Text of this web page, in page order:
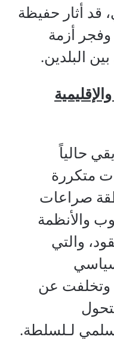
الجاري، قد أثار حفيظة
أزمة
البلدين.
حالياً
متكررة
صراعات
والأنظمة
والتي
وتخلفت عن
لـلسلطة.